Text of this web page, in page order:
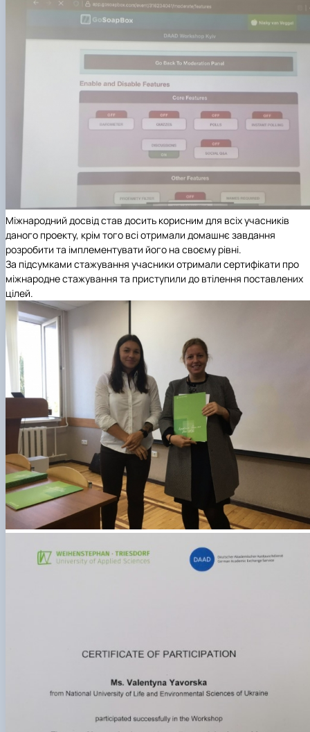
Міжнародний досвід став досить корисним для всіх учасників
даного проекту, крім того всі отримали домашнє завдання
розробити та імплементувати його на своєму рівні.
За підсумками стажування учасники отримали сертифікати про
міжнародне стажування та приступили до втілення поставлених
цілей.